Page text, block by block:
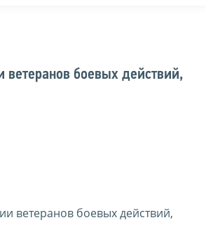
боевых действий,
ветеранов боевых действий,